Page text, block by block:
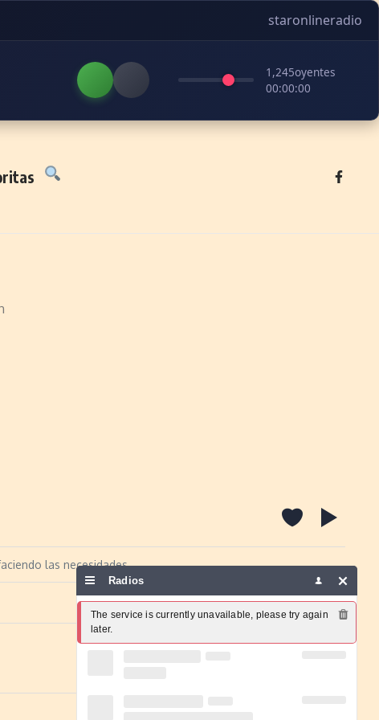
staronlineradio
1,245oyentes
00:00:00
las necesidades
Report a problem
Radios
The service is currently unavailable, please try again
later.